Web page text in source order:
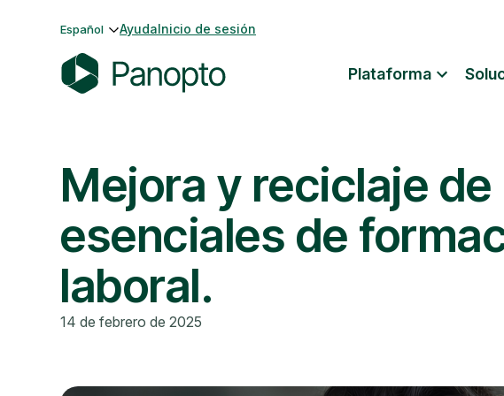
contenido
Español AyudaInicio de sesión
o
o
Plataforma
Mejora y reciclaje
esenciales de
laboral.
14 de febrero de 2025